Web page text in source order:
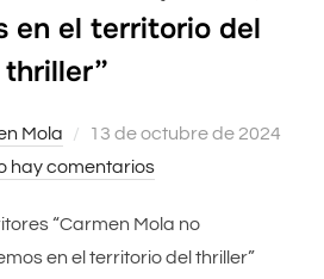
en el territorio del
thriller”
Mola
Publicado
el
13 de octubre de 2024
hay comentarios
“Carmen Mola no
en el territorio del thriller”